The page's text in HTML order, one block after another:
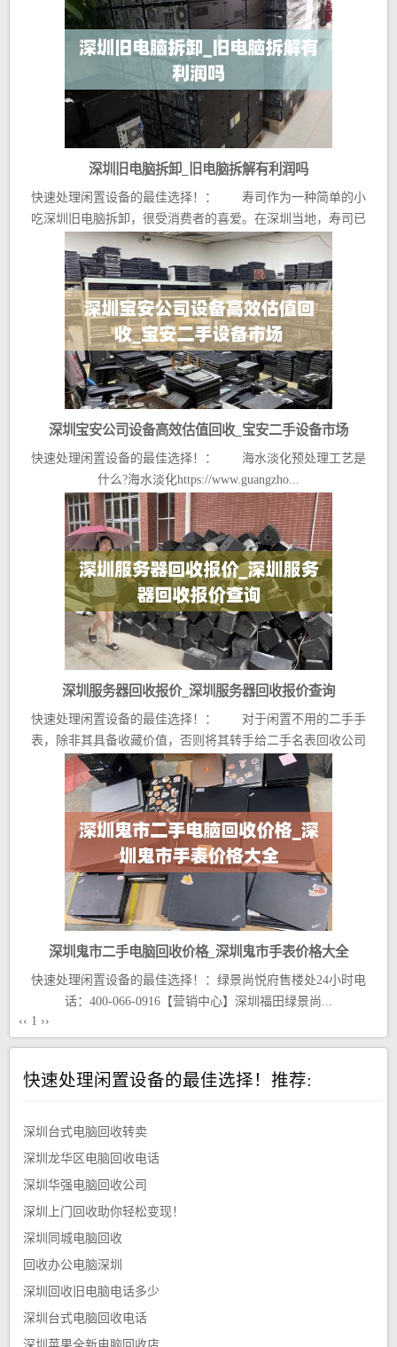
深圳旧电脑拆卸_旧电脑拆解有利润吗
快速处理闲置设备的最佳选择！： 寿司作为一种简单的小
吃深圳旧电脑拆卸，很受消费者的喜爱。在深圳当地，寿司已
经...
深圳宝安公司设备高效估值回收_宝安二手设备市场
快速处理闲置设备的最佳选择！： 海水淡化预处理工艺是
什么?海水淡化https://www.guangzho...
深圳服务器回收报价_深圳服务器回收报价查询
快速处理闲置设备的最佳选择！： 对于闲置不用的二手手
表，除非其具备收藏价值，否则将其转手给二手名表回收公司
是...
深圳鬼市二手电脑回收价格_深圳鬼市手表价格大全
快速处理闲置设备的最佳选择！：绿景尚悦府售楼处24小时电
话：400-066-0916【营销中心】深圳福田绿景尚...
‹‹ 1 ››
快速处理闲置设备的最佳选择！推荐:
深圳台式电脑回收转卖
深圳龙华区电脑回收电话
深圳华强电脑回收公司
深圳上门回收助你轻松变现！
深圳同城电脑回收
回收办公电脑深圳
深圳回收旧电脑电话多少
深圳台式电脑回收电话